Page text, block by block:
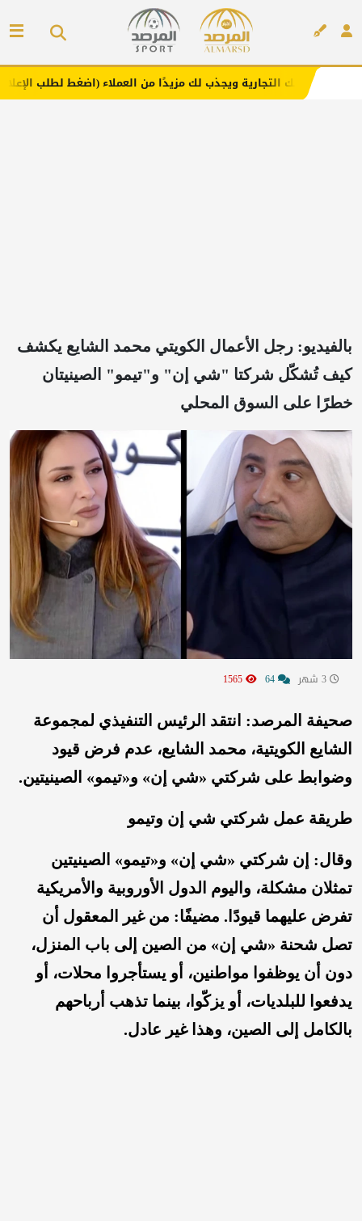
ويجذب لك مزيدًا من العملاء (اضغط لطلب الإعلان)
بالفيديو: رجل الأعمال الكويتي محمد الشايع يكشف
كيف تُشكّل شركتا "شي إن" و"تيمو" الصينيتان
خطرًا على السوق المحلي
صحيفة المرصد: انتقد الرئيس التنفيذي لمجموعة
الشايع الكويتية، محمد الشايع، عدم فرض قيود
وضوابط على شركتي «شي إن» و«تيمو» الصينيتين.
طريقة عمل شركتي شي إن وتيمو
وقال: إن شركتي «شي إن» و«تيمو» الصينيتين
تمثلان مشكلة، واليوم الدول الأوروبية والأمريكية
تفرض عليهما قيودًا. مضيفًا: من غير المعقول أن
تصل شحنة «شي إن» من الصين إلى باب المنزل،
دون أن يوظفوا مواطنين، أو يستأجروا محلات، أو
يدفعوا للبلديات، أو يزكّوا، بينما تذهب أرباحهم
بالكامل إلى الصين، وهذا غير عادل.